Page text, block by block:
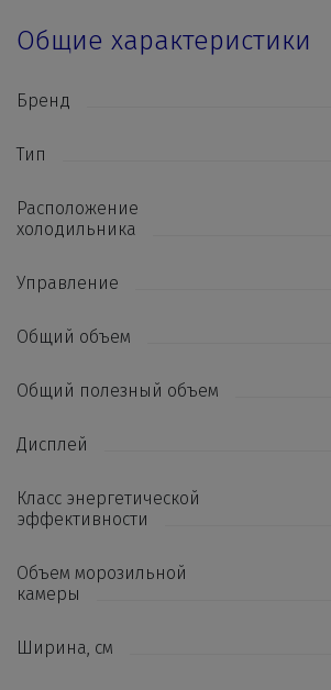
Общие характеристики
Бренд
Тип
Расположение
холодильника
Управление
Общий объем
Общий полезный объем
Дисплей
Класс энергетической
эффективности
Объем морозильной
камеры
Ширина, см